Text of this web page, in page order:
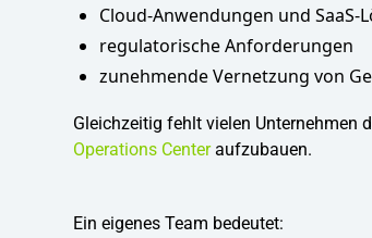
Cloud-Anwendungen und SaaS-
regulatorische Anforderungen
zunehmende Vernetzung von
Gleichzeitig fehlt vielen Unternehmen
Operations Centeraufzubauen.
Ein eigenes Team bedeutet: